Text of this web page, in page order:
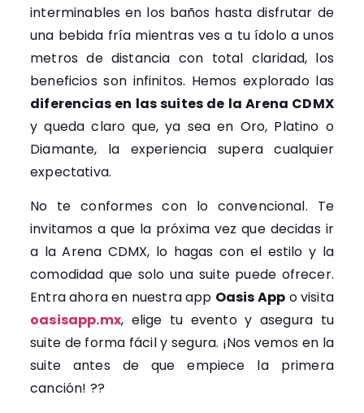
interminables en los baños hasta disfrutar de
una bebida fría mientras ves a tu ídolo a unos
metros de distancia con total claridad, los
beneficios son infinitos. Hemos explorado las
diferencias en las suites de la Arena CDMX
y queda claro que, ya sea en Oro, Platino o
Diamante, la experiencia supera cualquier
expectativa.
No te conformes con lo convencional. Te
invitamos a que la próxima vez que decidas ir
a la Arena CDMX, lo hagas con el estilo y la
comodidad que solo una suite puede ofrecer.
Entra ahora en nuestra app Oasis App o visita
oasisapp.mx, elige tu evento y asegura tu
suite de forma fácil y segura. ¡Nos vemos en la
suite antes de que empiece la primera
canción! ??